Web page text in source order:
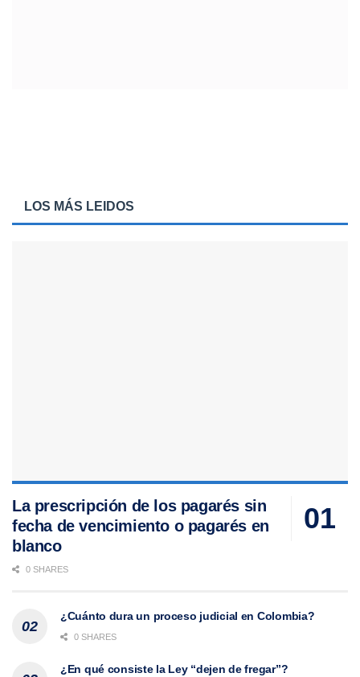
LOS MÁS LEIDOS
La prescripción de los pagarés sin
fecha de vencimiento o pagarés en
blanco
0 SHARES
¿Cuánto dura un proceso judicial en Colombia?
0 SHARES
¿En qué consiste la Ley “dejen de fregar”?